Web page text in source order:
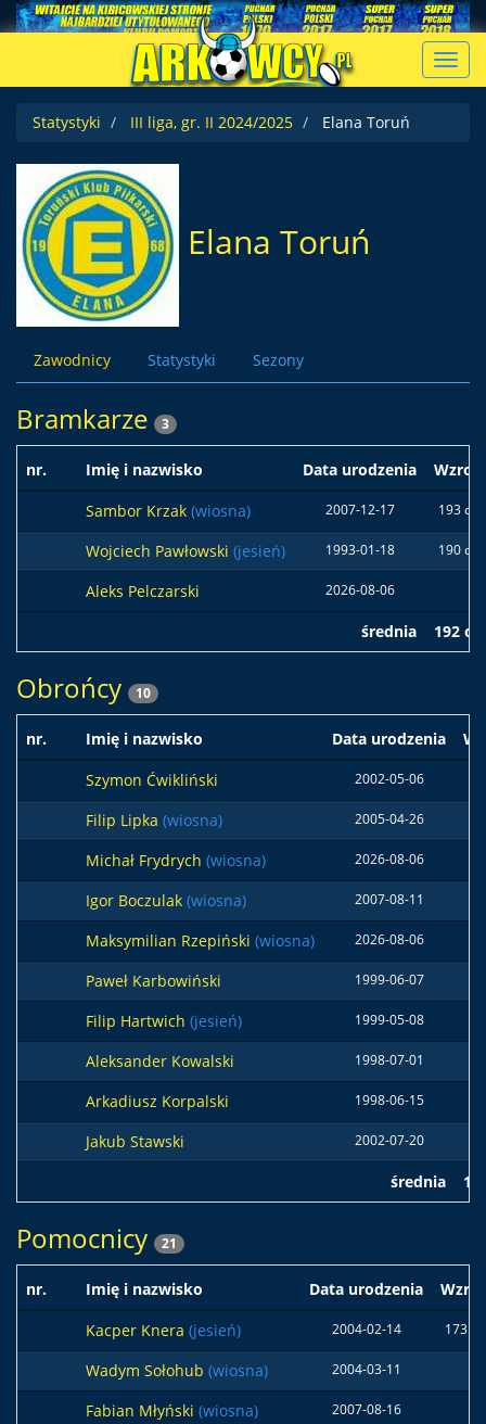
Statystyki
III liga, gr. II 2024/2025 Elana Toruń
Elana Toruń
Zawodnicy Statystyki Sezony
Bramkarze 3
nr. Imię i nazwisko Data urodzenia
Wzrost
Sambor Krzak (wiosna) 2007-12-17 193 cm
Wojciech Pawłowski (jesień) 1993-01-18 190 cm
Aleks Pelczarski 2026-08-06
średnia 192 cm
Obrońcy 10
nr. Imię i nazwisko Data urodzenia
Szymon Ćwikliński
2002-05-06
Filip Lipka (wiosna) 2005-04-26
Michał Frydrych (wiosna) 2026-08-06
Igor Boczulak (wiosna) 2007-08-11
Maksymilian Rzepiński (wiosna) 2026-08-06
Paweł Karbowiński 1999-06-07
Filip Hartwich (jesień) 1999-05-08
Aleksander Kowalski 1998-07-01
Arkadiusz Korpalski 1998-06-15
Jakub Stawski 2002-07-20
średnia
Pomocnicy 21
nr. Imię i nazwisko Data urodzenia
Kacper Knera (jesień) 2004-02-14 173
Wadym Sołohub (wiosna) 2004-03-11
Fabian Młyński (wiosna) 2007-08-16